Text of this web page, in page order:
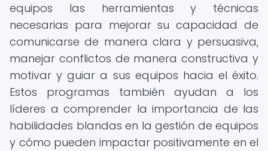
equipos las herramientas y técnicas
necesarias para mejorar su capacidad de
comunicarse de manera clara y persuasiva,
manejar conflictos de manera constructiva y
motivar y guiar a sus equipos hacia el éxito.
Estos programas también ayudan a los
líderes a comprender la importancia de las
habilidades blandas en la gestión de equipos
y cómo pueden impactar positivamente en el